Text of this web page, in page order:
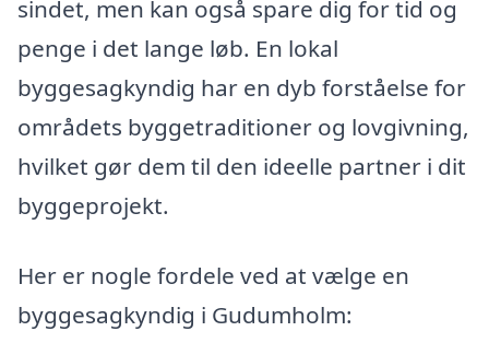
sindet, men kan også spare dig for tid og
penge i det lange løb. En lokal
byggesagkyndig har en dyb forståelse for
områdets byggetraditioner og lovgivning,
hvilket gør dem til den ideelle partner i dit
byggeprojekt.
Her er nogle fordele ved at vælge en
byggesagkyndig i Gudumholm: